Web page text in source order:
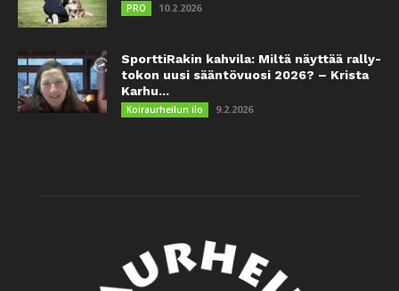
PRO 10.2.2026
SporttiRakin kahvila: Miltä näyttää rally-
tokon uusi sääntövuosi 2026? – Krista
Karhu...
Koiraurheilun ilo 9.2.2026